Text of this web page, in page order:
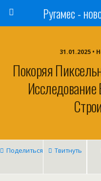
Ругамес -
31.01.2025
Покоряя
Поделиться Твитнуть